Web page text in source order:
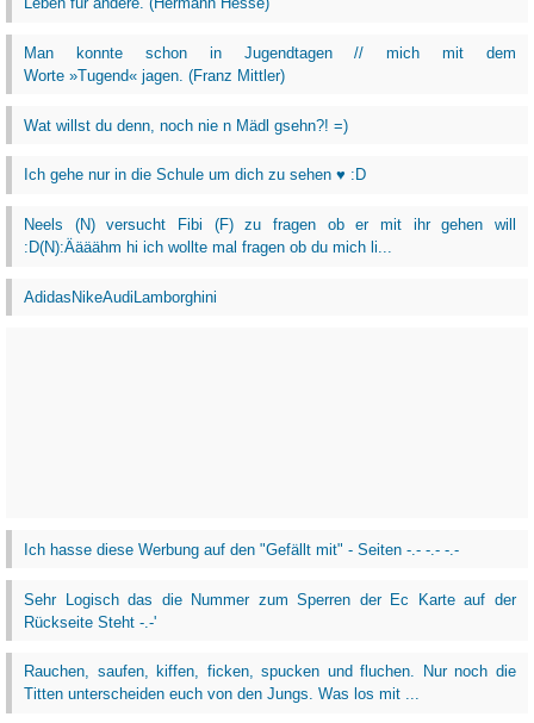
Man konnte schon in Jugendtagen // mich mit dem
Worte »Tugend« jagen. (Franz Mittler)
Wat willst du denn, noch nie n Mädl gsehn?! =)
Ich gehe nur in die Schule um dich zu sehen ♥ :D
Neels (N) versucht Fibi (F) zu fragen ob er mit ihr gehen will
:D(N):Äääähm hi ich wollte mal fragen ob du mich li...
AdidasNikeAudiLamborghini
Ich hasse diese Werbung auf den "Gefällt mit" - Seiten -.- -.- -.-
Sehr Logisch das die Nummer zum Sperren der Ec Karte auf der
Rückseite Steht -.-'
Rauchen, saufen, kiffen, ficken, spucken und fluchen. Nur noch die
Titten unterscheiden euch von den Jungs. Was los mit ...